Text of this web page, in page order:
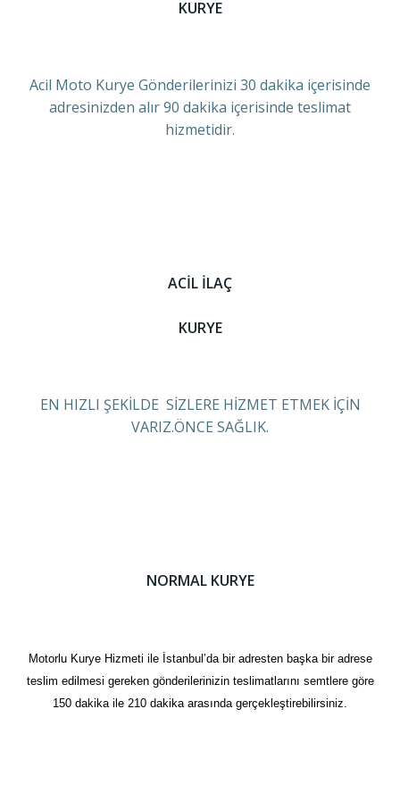
KURYE
Acil Moto Kurye Gönderilerinizi 30 dakika içerisinde
adresinizden alır 90 dakika içerisinde teslimat
hizmetidir.
ACİL İLAÇ
KURYE
EN HIZLI ŞEKİLDE SİZLERE HİZMET ETMEK İÇİN
VARIZ.ÖNCE SAĞLIK.
NORMAL KURYE
Motorlu Kurye Hizmeti ile İstanbul’da bir adresten başka bir adrese
teslim edilmesi gereken gönderilerinizin teslimatlarını semtlere göre
150 dakika ile 210 dakika arasında gerçekleştirebilirsiniz.